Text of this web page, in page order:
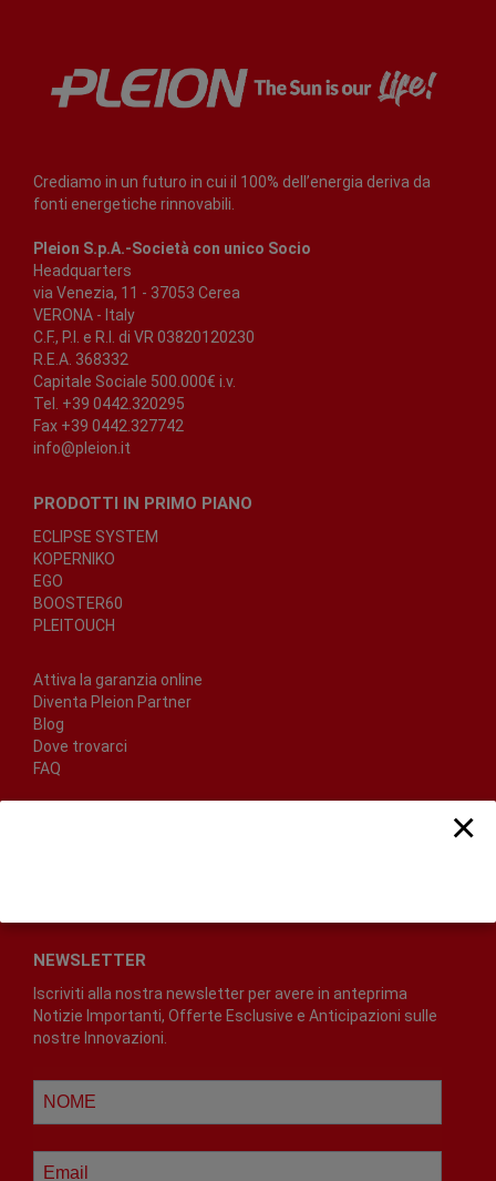
Crediamo in un futuro in cui il 100% dell’energia deriva da
fonti energetiche rinnovabili.
Pleion S.p.A.-Società con unico Socio
Headquarters
via Venezia, 11 - 37053 Cerea
VERONA - Italy
C.F., P.I. e R.I. di VR 03820120230
R.E.A. 368332
Capitale Sociale 500.000€ i.v.
Tel. +39 0442.320295
Fax +39 0442.327742
info@pleion.it
PRODOTTI IN PRIMO PIANO
ECLIPSE SYSTEM
KOPERNIKO
EGO
BOOSTER60
PLEITOUCH
Attiva la garanzia online
Diventa Pleion Partner
Blog
Dove trovarci
FAQ
NEWSLETTER
Iscriviti alla nostra newsletter per avere in anteprima
Notizie Importanti, Offerte Esclusive e Anticipazioni sulle
nostre Innovazioni.
×